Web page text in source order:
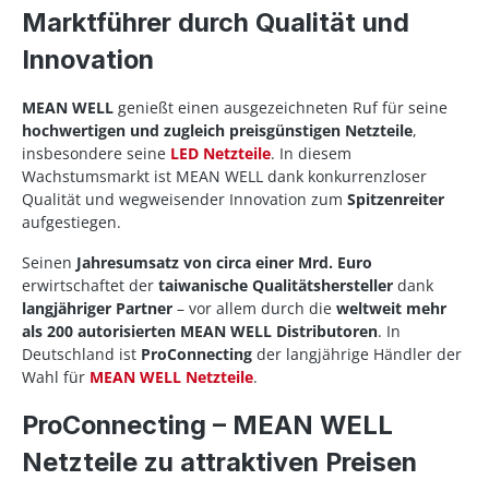
Marktführer durch Qualität und
Innovation
MEAN WELL genießt einen ausgezeichneten Ruf für seine
hochwertigen und zugleich preisgünstigen Netzteile,
insbesondere seine LED Netzteile. In diesem
Wachstumsmarkt ist MEAN WELL dank konkurrenzloser
Qualität und wegweisender Innovation zum Spitzenreiter
aufgestiegen.
Seinen Jahresumsatz von circa einer Mrd. Euro
erwirtschaftet der taiwanische Qualitätshersteller dank
langjähriger Partner – vor allem durch die weltweit mehr
als 200 autorisierten MEAN WELL Distributoren. In
Deutschland ist ProConnecting der langjährige Händler der
Wahl für MEAN WELL Netzteile.
ProConnecting – MEAN WELL
Netzteile zu attraktiven Preisen